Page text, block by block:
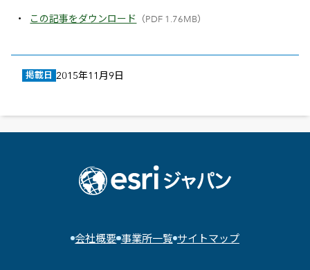
掲載日 2015年11月9日
この記事をダウンロード （PDF 1.76MB）
会社概要 事業所一覧 サイトマップ